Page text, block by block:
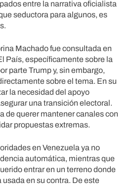
entre la narrativa oficialista
seductora para algunos, es
Machado fue consultada en
País, específicamente sobre la
parte Trump y, sin embargo,
sobre el tema. En su
la necesidad del apoyo
una transición electoral.
de querer mantener canales con
propuestas extremas.
en Venezuela ya no
automática, mientras que
entrar en un terreno donde
en su contra. De este